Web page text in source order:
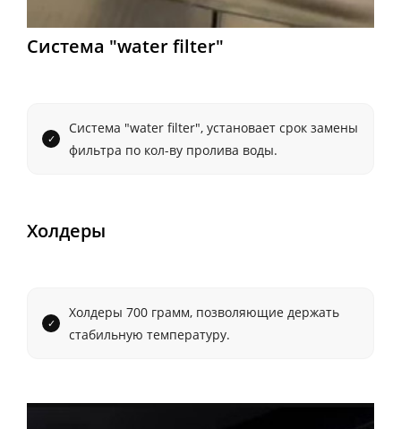
Система "water filter"
Система "water filter", установает срок замены
фильтра по кол-ву пролива воды.
Холдеры
Холдеры 700 грамм, позволяющие держать
стабильную температуру.